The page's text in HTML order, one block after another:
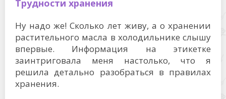
Трудности хранения
Ну надо же! Сколько лет живу, а о хранении
растительного масла в холодильнике слышу
впервые. Информация на этикетке
заинтриговала меня настолько, что я
решила детально разобраться в правилах
хранения.